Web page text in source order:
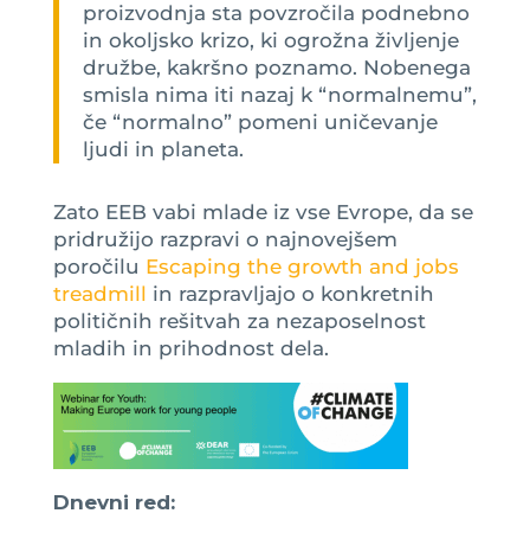
proizvodnja sta povzročila podnebno
in okoljsko krizo, ki ogrožna življenje
družbe, kakršno poznamo. Nobenega
smisla nima iti nazaj k “normalnemu”,
če “normalno” pomeni uničevanje
ljudi in planeta.
Zato EEB vabi mlade iz vse Evrope, da se
pridružijo razpravi o najnovejšem
poročilu Escaping the growth and jobs
treadmill in razpravljajo o konkretnih
političnih rešitvah za nezaposelnost
mladih in prihodnost dela.
Dnevni red: